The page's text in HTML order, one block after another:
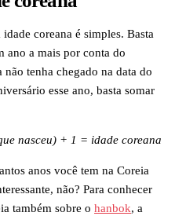
coreana é simples. Basta
ano a mais por conta do
tenha chegado na data do
esse ano, basta somar
nasceu) + 1 = idade coreana
anos você tem na Coreia
não? Para conhecer
também sobre o hanbok, a